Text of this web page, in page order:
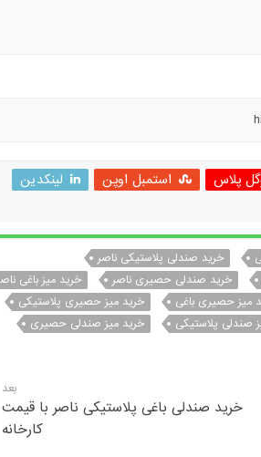
پلاس استمبل اوپن
لینکدین
خرید صندلی پلاستیکی ناصر
خرید صندلی حصیری ناصر
خرید میز باغی
میز حصیری باغی
خرید میز حصیری پلاستیکی
صندلی پلاستیکی
خرید میز صندلی حصیری
بعد
خرید صندلی باغی پلاستیکی ناصر با قیمت
کارخانه